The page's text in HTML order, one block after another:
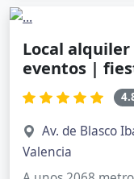
Local
eventos |
Av. de Blasco
Valencia